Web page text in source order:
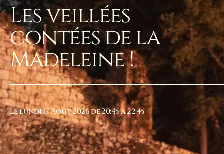
Les veillées
contées de la
Madeleine !
Le lundi 17 Août 2026 de 20:45 à 22:45